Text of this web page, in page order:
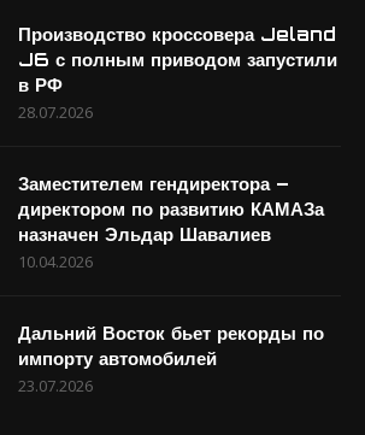
Производство кроссовера Jeland
J6 с полным приводом запустили
в РФ
28.07.2026
Заместителем гендиректора –
директором по развитию КАМАЗа
назначен Эльдар Шавалиев
10.04.2026
Дальний Восток бьет рекорды по
импорту автомобилей
23.07.2026